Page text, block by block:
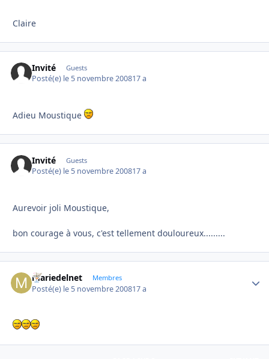
Claire
Invité Guests
Posté(e) le 5 novembre 200817 a
Adieu Moustique
Invité Guests
Posté(e) le 5 novembre 200817 a
Aurevoir joli Moustique,
bon courage à vous, c'est tellement douloureux.........
mariedelnet Membres
Posté(e) le 5 novembre 200817 a